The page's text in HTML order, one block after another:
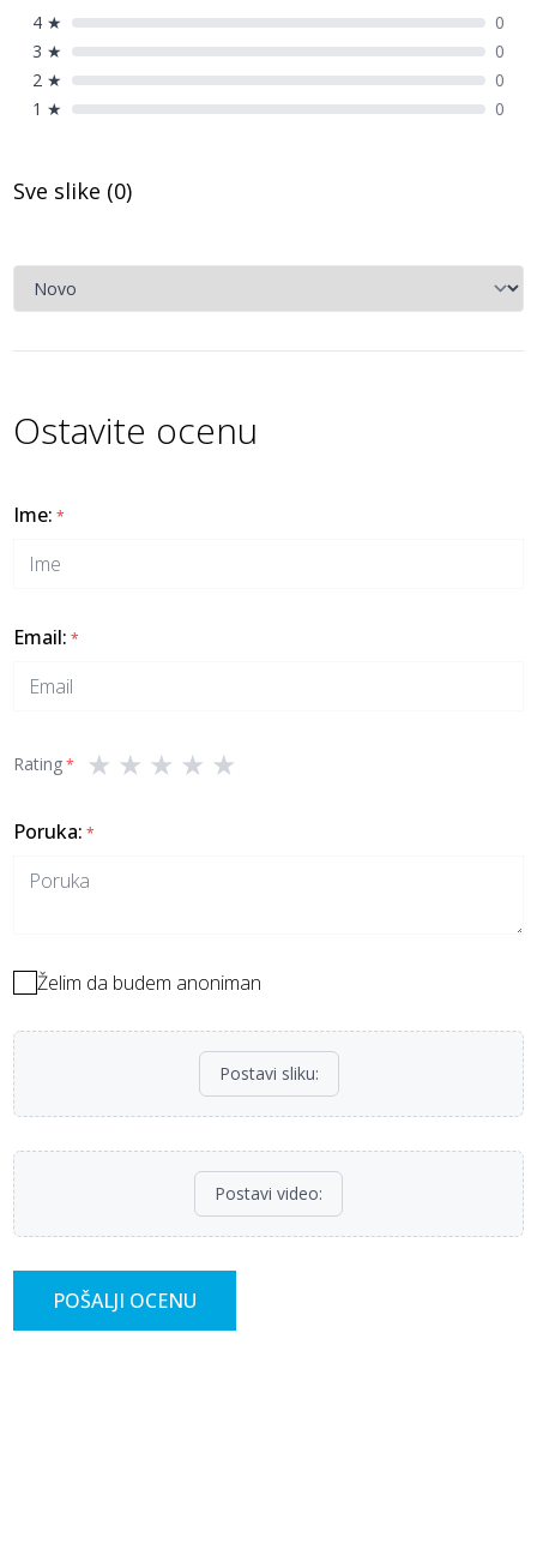
4 ★
0
3 ★
0
2 ★
0
1 ★ 0
Sve slike (0)
Ostavite ocenu
Ime: *
Email: *
Rating* ★ ★ ★ ★ ★
Poruka: *
Želim da budem anoniman
Postavi sliku:
Postavi video:
POŠALJI OCENU